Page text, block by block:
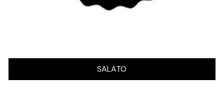
SALATO